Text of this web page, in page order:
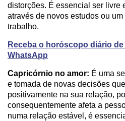
distorções. É essencial ser livre
através de novos estudos ou
trabalho.
Receba o horóscopo diário
WhatsApp
Capricórnio no amor: É uma
e tomada de novas decisões
positivamente na sua relação,
consequentemente afeta a
numa relação estável, é